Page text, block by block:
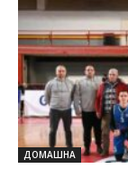
ДОМАШНА